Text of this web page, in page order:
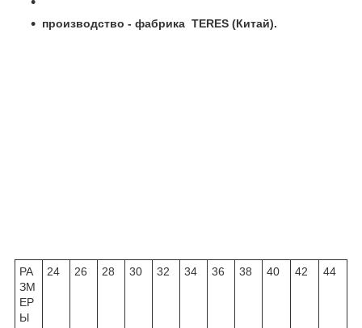
производство - фабрика TERES (Китай).
РА
ЗМ
ЕР
Ы
24 26 28 30 32 34 36 38 40 42 44